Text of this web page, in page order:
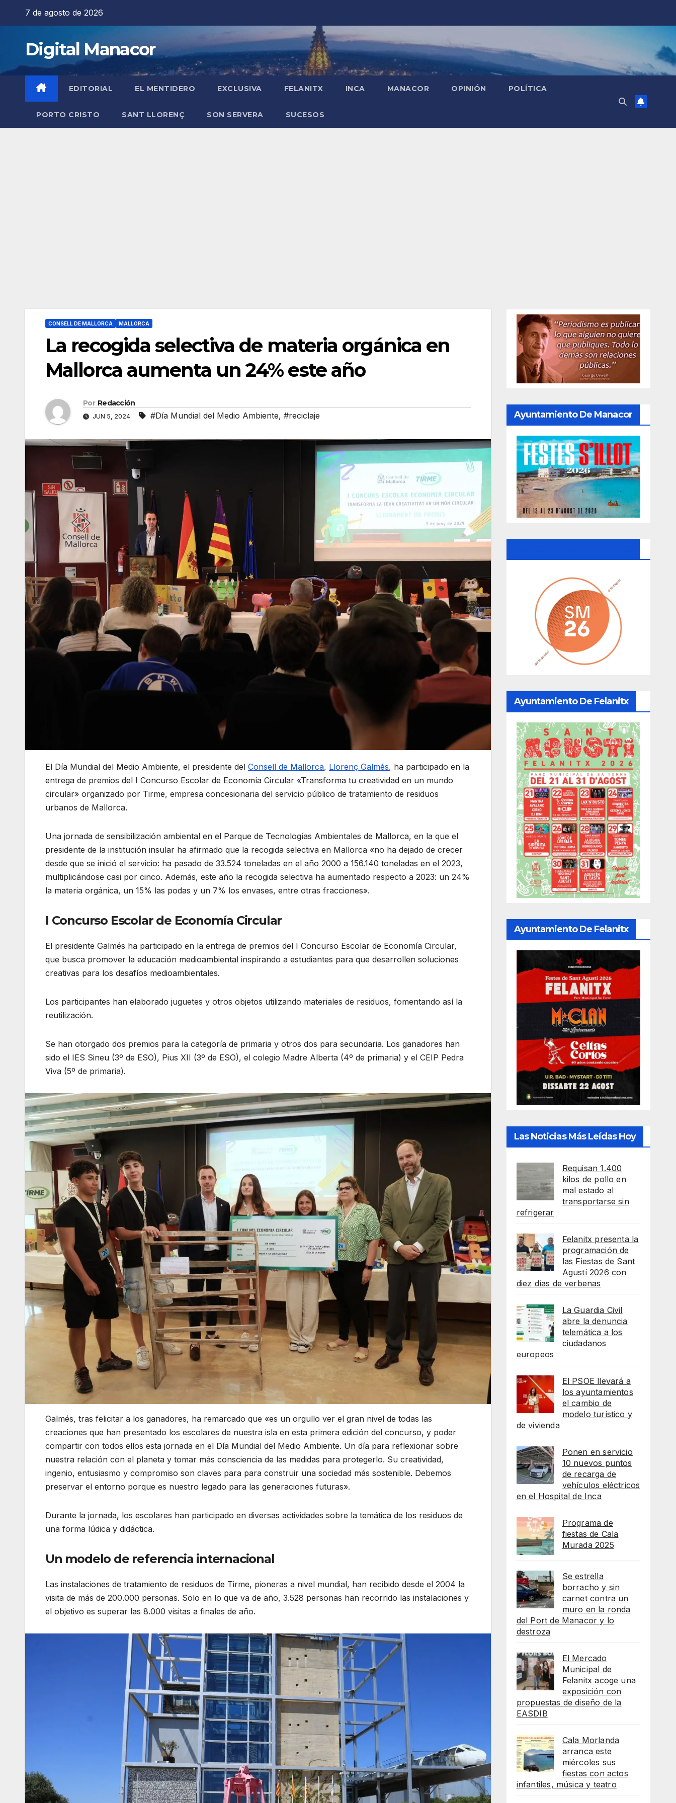
7 de agosto de 2026
Digital Manacor
EDITORIAL EL MENTIDERO EXCLUSIVA FELANITX INCA MANACOR OPINIÓN POLÍTICA
PORTO CRISTO SANT LLORENÇ SON SERVERA SUCESOS
CONSELL DE MALLORCA MALLORCA
La recogida selectiva de materia orgánica en
Mallorca aumenta un 24% este año
Por Redacción
JUN 5, 2024 #Día Mundial del Medio Ambiente, #reciclaje
El Día Mundial del Medio Ambiente, el presidente del Consell de Mallorca, Llorenç Galmés, ha participado en la
entrega de premios del I Concurso Escolar de Economía Circular «Transforma tu creatividad en un mundo
circular» organizado por Tirme, empresa concesionaria del servicio público de tratamiento de residuos
urbanos de Mallorca.
Una jornada de sensibilización ambiental en el Parque de Tecnologías Ambientales de Mallorca, en la que el
presidente de la institución insular ha afirmado que la recogida selectiva en Mallorca «no ha dejado de crecer
desde que se inició el servicio: ha pasado de 33.524 toneladas en el año 2000 a 156.140 toneladas en el 2023,
multiplicándose casi por cinco. Además, este año la recogida selectiva ha aumentado respecto a 2023: un 24%
la materia orgánica, un 15% las podas y un 7% los envases, entre otras fracciones».
I Concurso Escolar de Economía Circular
El presidente Galmés ha participado en la entrega de premios del I Concurso Escolar de Economía Circular,
que busca promover la educación medioambiental inspirando a estudiantes para que desarrollen soluciones
creativas para los desafíos medioambientales.
Los participantes han elaborado juguetes y otros objetos utilizando materiales de residuos, fomentando así la
reutilización.
Se han otorgado dos premios para la categoría de primaria y otros dos para secundaria. Los ganadores han
sido el IES Sineu (3º de ESO), Pius XII (3º de ESO), el colegio Madre Alberta (4º de primaria) y el CEIP Pedra
Viva (5º de primaria).
Galmés, tras felicitar a los ganadores, ha remarcado que «es un orgullo ver el gran nivel de todas las
creaciones que han presentado los escolares de nuestra isla en esta primera edición del concurso, y poder
compartir con todos ellos esta jornada en el Día Mundial del Medio Ambiente. Un día para reflexionar sobre
nuestra relación con el planeta y tomar más consciencia de las medidas para protegerlo. Su creatividad,
ingenio, entusiasmo y compromiso son claves para para construir una sociedad más sostenible. Debemos
preservar el entorno porque es nuestro legado para las generaciones futuras».
Durante la jornada, los escolares han participado en diversas actividades sobre la temática de los residuos de
una forma lúdica y didáctica.
Un modelo de referencia internacional
Las instalaciones de tratamiento de residuos de Tirme, pioneras a nivel mundial, han recibido desde el 2004 la
visita de más de 200.000 personas. Solo en lo que va de año, 3.528 personas han recorrido las instalaciones y
el objetivo es superar las 8.000 visitas a finales de año.
Ayuntamiento De Manacor
Ayuntamiento De Felanitx
Ayuntamiento De Felanitx
Las Noticias Más Leídas Hoy
Requisan 1.400
kilos de pollo en
mal estado al
transportarse sin
refrigerar
Felanitx presenta la
programación de
las Fiestas de Sant
Agustí 2026 con
diez días de verbenas
La Guardia Civil
abre la denuncia
telemática a los
ciudadanos
europeos
El PSOE llevará a
los ayuntamientos
el cambio de
modelo turístico y
de vivienda
Ponen en servicio
10 nuevos puntos
de recarga de
vehículos eléctricos
en el Hospital de Inca
Programa de
fiestas de Cala
Murada 2025
Se estrella
borracho y sin
carnet contra un
muro en la ronda
del Port de Manacor y lo
destroza
El Mercado
Municipal de
Felanitx acoge una
exposición con
propuestas de diseño de la
EASDIB
Cala Morlanda
arranca este
miércoles sus
fiestas con actos
infantiles, música y teatro